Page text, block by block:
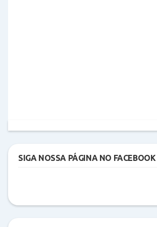
SIGA NOSSA PÁGINA NO FACEBOOK